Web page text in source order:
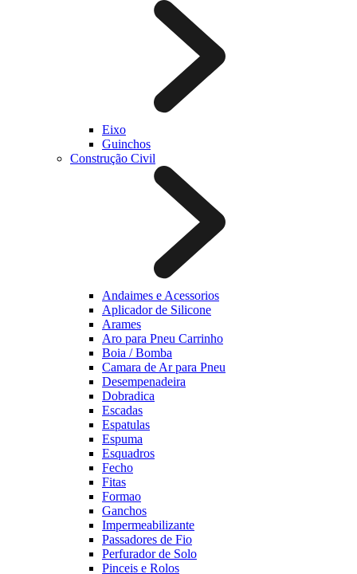
Eixo
Guinchos
Construção Civil
Andaimes e Acessorios
Aplicador de Silicone
Arames
Aro para Pneu Carrinho
Boia / Bomba
Camara de Ar para Pneu
Desempenadeira
Dobradica
Escadas
Espatulas
Espuma
Esquadros
Fecho
Fitas
Formao
Ganchos
Impermeabilizante
Passadores de Fio
Perfurador de Solo
Pinceis e Rolos